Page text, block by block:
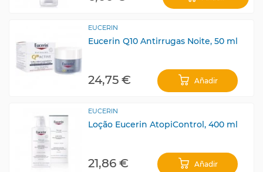
EUCERIN
Eucerin Q10 Antirrugas Noite, 50 ml
24,75 € Añadir
EUCERIN
Loção Eucerin AtopiControl, 400 ml
21,86 € Añadir